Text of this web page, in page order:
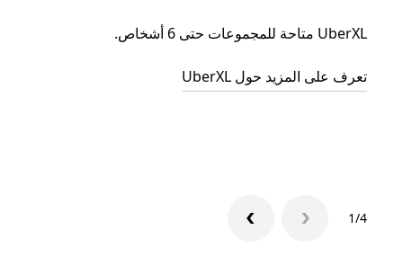
UberXL متاحة للمجموعات حتى 6 أشخاص.
تعرف على المزيد حول UberXL
1/4